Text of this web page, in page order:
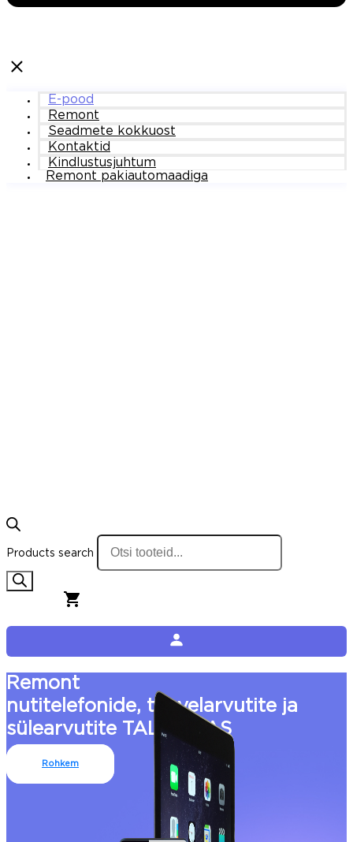
E-pood
Remont
Seadmete kokkuost
Kontaktid
Kindlustusjuhtum
Remont pakiautomaadiga
Products search
Remont
nutitelefonide, tahvelarvutite ja
sülearvutite TALLINNAS
Rohkem